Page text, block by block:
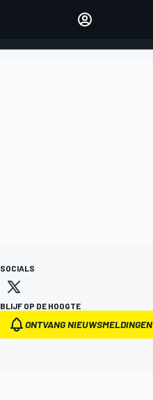
SOCIALS
BLIJF OP DE HOOGTE
ONTVANG NIEUWSMELDINGEN